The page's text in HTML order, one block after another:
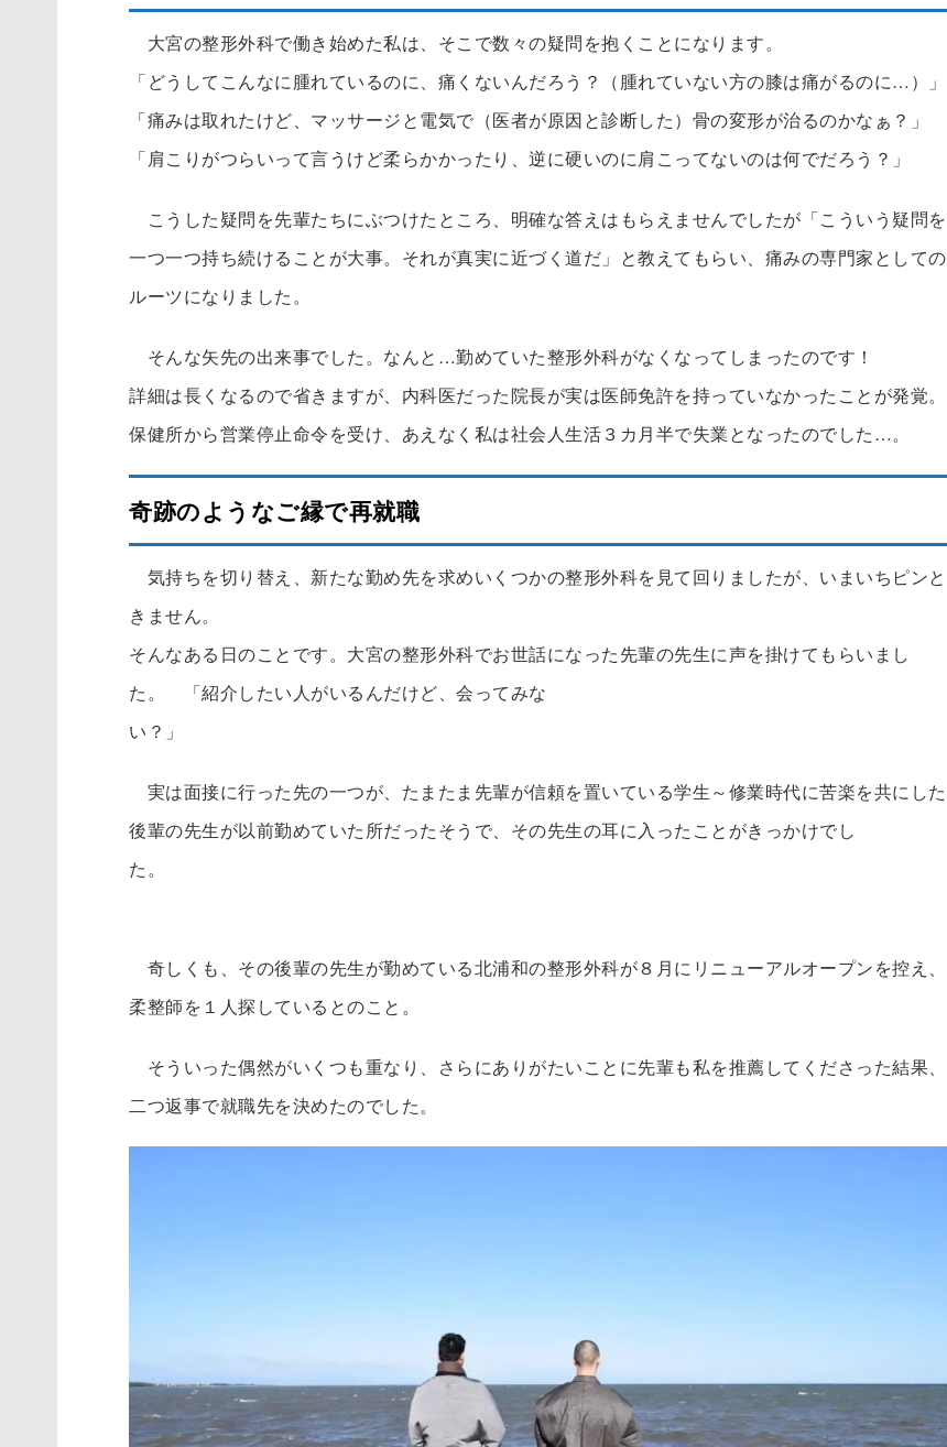
大宮の整形外科で働き始めた私は、そこで数々の疑問を抱くことになります。
「どうしてこんなに腫れているのに、痛くないんだろう？（腫れていない方の膝は痛がるのに…）」
「痛みは取れたけど、マッサージと電気で（医者が原因と診断した）骨の変形が治るのかなぁ？」
「肩こりがつらいって言うけど柔らかかったり、逆に硬いのに肩こってないのは何でだろう？」
こうした疑問を先輩たちにぶつけたところ、明確な答えはもらえませんでしたが「こういう疑問を
一つ一つ持ち続けることが大事。それが真実に近づく道だ」と教えてもらい、痛みの専門家としての
ルーツになりました。
そんな矢先の出来事でした。なんと…勤めていた整形外科がなくなってしまったのです！
詳細は長くなるので省きますが、内科医だった院長が実は医師免許を持っていなかったことが発覚。
保健所から営業停止命令を受け、あえなく私は社会人生活３カ月半で失業となったのでした…。
奇跡のようなご縁で再就職
気持ちを切り替え、新たな勤め先を求めいくつかの整形外科を見て回りましたが、いまいちピンと
きません。
そんなある日のことです。大宮の整形外科でお世話になった先輩の先生に声を掛けてもらいまし
た。 「紹介したい人がいるんだけど、会ってみな
い？」
実は面接に行った先の一つが、たまたま先輩が信頼を置いている学生～修業時代に苦楽を共にした
後輩の先生が以前勤めていた所だったそうで、その先生の耳に入ったことがきっかけでし
た。
奇しくも、その後輩の先生が勤めている北浦和の整形外科が８月にリニューアルオープンを控え、
柔整師を１人探しているとのこと。
そういった偶然がいくつも重なり、さらにありがたいことに先輩も私を推薦してくださった結果、
二つ返事で就職先を決めたのでした。